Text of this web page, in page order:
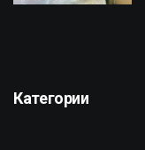
Категории